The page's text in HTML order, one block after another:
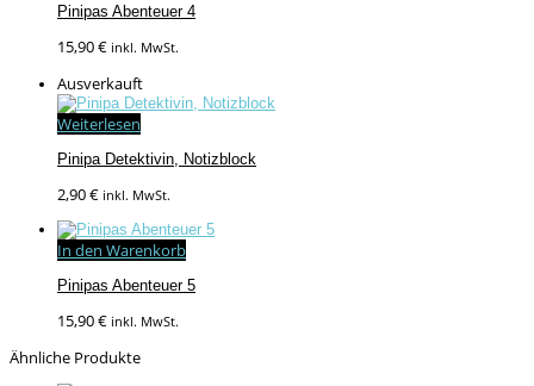
Pinipas Abenteuer 4
15,90€ inkl. MwSt.
Ausverkauft
Weiterlesen
Pinipa Detektivin, Notizblock
2,90€ inkl. MwSt.
In den Warenkorb
Pinipas Abenteuer 5
15,90€ inkl. MwSt.
Ähnliche Produkte